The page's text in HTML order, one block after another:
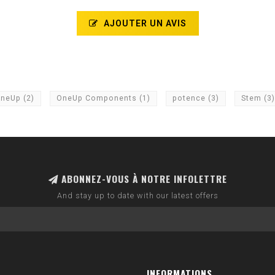
AJOUTER UN AVIS
(2) OneUp Components (1) potence (3) Stem (3)
ABONNEZ-VOUS À NOTRE INFOLETTRE
And stay up to date with our latest offers